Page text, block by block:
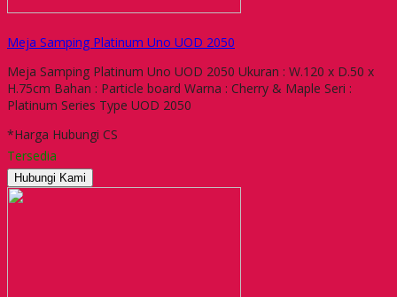
Meja Samping Platinum Uno UOD 2050
Meja Samping Platinum Uno UOD 2050 Ukuran : W.120 x D.50 x
H.75cm Bahan : Particle board Warna : Cherry & Maple Seri :
Platinum Series Type UOD 2050
*Harga Hubungi CS
Tersedia
Hubungi Kami